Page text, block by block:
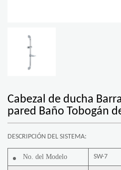
Cabezal de ducha
pared Baño Tobogán
DESCRIPCIÓN DEL SISTEMA:
No. del Modelo SW-7